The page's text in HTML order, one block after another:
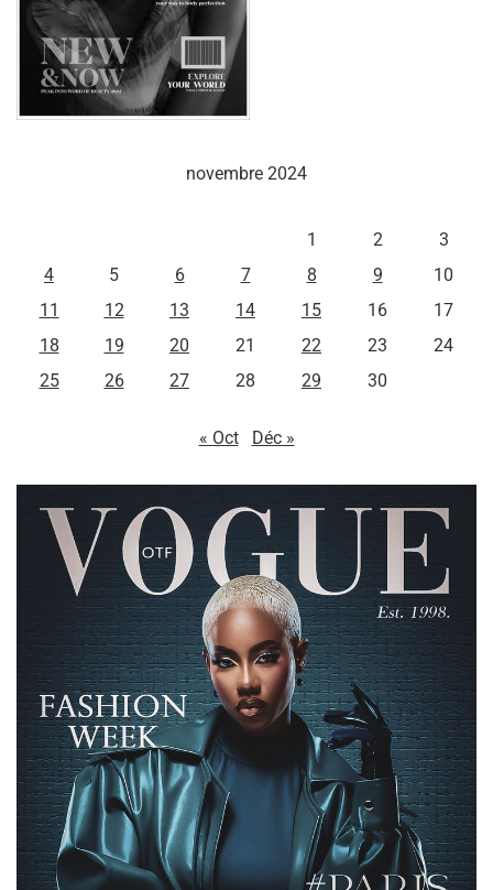
novembre 2024
1
2
3
4
5 6 7 8 9
10
11
12 13 14 15 16
17
18
19 20 21 22 23
24
25
26 27 28 29 30
« Oct Déc »